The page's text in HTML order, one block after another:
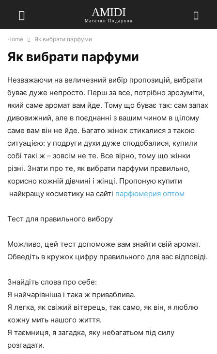
AMIDI
Магазин Подарков
Home Як вибрати парфуми
Як вибрати парфуми
Незважаючи на величезний вибір пропозицій, вибрати
буває дуже непросто. Перш за все, потрібно зрозуміти,
який саме аромат вам йде. Тому що буває так: сам запах
дивовижний, але в поєднанні з вашим чином в цілому
саме вам він не йде. Багато жінок стикалися з такою
ситуацією: у подруги духи дуже сподобалися, купили
собі такі ж – зовсім не те. Все вірно, тому що жінки
різні. Знати про те, як вибрати парфуми правильно,
корисно кожній дівчині і жінці. Пропоную купити
найкращу косметику на сайті парфюмерия оптом
Тест для правильного вибору
Можливо, цей тест допоможе вам знайти свій аромат.
Обведіть в кружок цифру правильного для вас відповіді.
Знайдіть слова про себе:
Я найчарівніша і така ж приваблива.
Я легка, як свіжий вітерець, так само, як він, я люблю
кожну мить нашого життя.
Я таємниця, я загадка, яку небагатьом під силу
розгадати.